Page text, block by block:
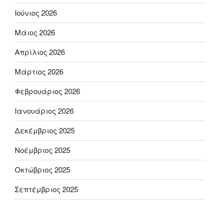
Ιούνιος 2026
Μάιος 2026
Απρίλιος 2026
Μάρτιος 2026
Φεβρουάριος 2026
Ιανουάριος 2026
Δεκέμβριος 2025
Νοέμβριος 2025
Οκτώβριος 2025
Σεπτέμβριος 2025